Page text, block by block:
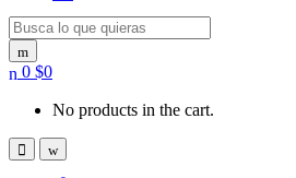
Search for:
0 $0
No products in the cart.